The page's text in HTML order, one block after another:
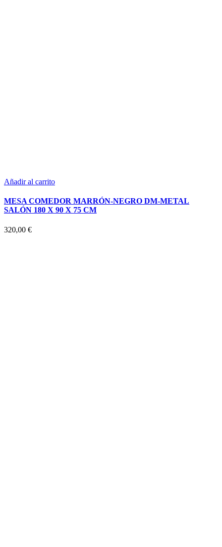
Añadir al carrito
MESA COMEDOR MARRÓN-NEGRO DM-METAL
SALÓN 180 X 90 X 75 CM
320,00 €